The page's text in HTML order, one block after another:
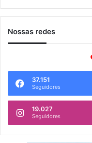
Nossas redes
37.151
Seguidores
19.027
Seguidores